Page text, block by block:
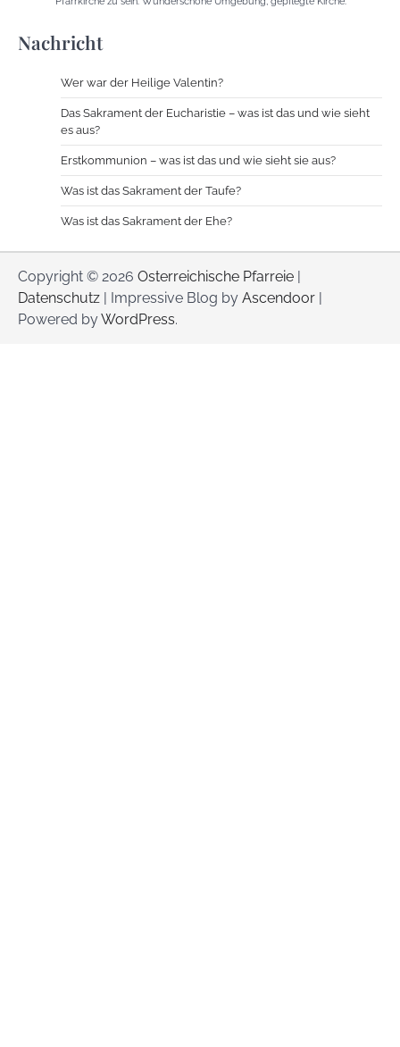
Nachricht
Wer war der Heilige Valentin?
Das Sakrament der Eucharistie – was ist das und wie sieht
es aus?
Erstkommunion – was ist das und wie sieht sie aus?
Was ist das Sakrament der Taufe?
Was ist das Sakrament der Ehe?
Copyright © 2026 Osterreichische Pfarreie |
Datenschutz | Impressive Blog by Ascendoor |
Powered byWordPress.